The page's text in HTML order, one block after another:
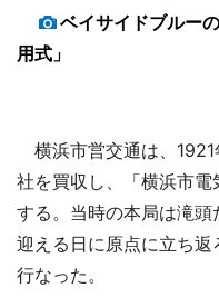
ベイサイドブルー
用式」
横浜市営交通は、1921
社を買収し、「横浜市
する。当時の本局は滝
迎える日に原点に立ち
行なった。